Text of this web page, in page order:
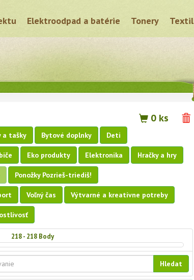
Elektroodpad a batérie Tonery Textil
0 ks
a tašky Bytové doplnky Deti
Eko produkty Elektronika Hračky a hry
Ponožky Pozrieš-triediš!
Voľný čas Výtvarné a kreatívne potreby
218 - 218 Body
Hledat